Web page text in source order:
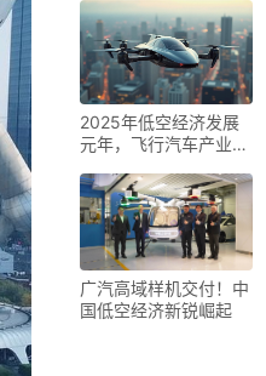
2025年低空经济发展
元年，飞行汽车产业化
广汽高域样机交付！中
国低空经济新锐崛起